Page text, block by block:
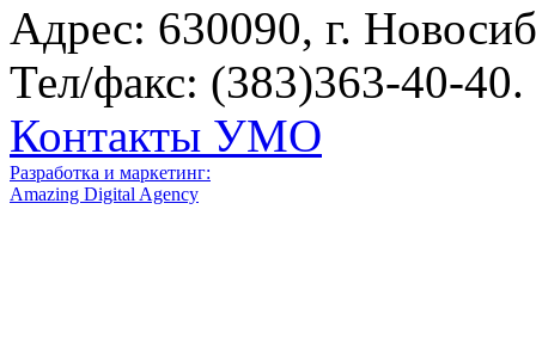
Адрес: 630090, г.
Тел/факс: (383)363-40-40.
Контакты УМО
Разработка и маркетинг:
Amazing Digital Agency